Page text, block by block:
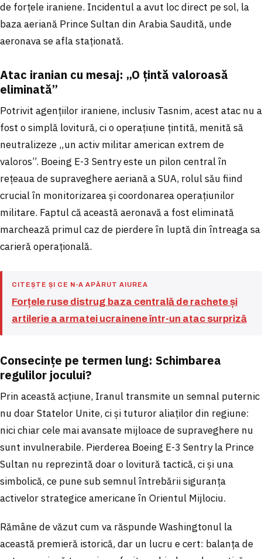
de forțele iraniene. Incidentul a avut loc direct pe sol, la
baza aeriană Prince Sultan din Arabia Saudită, unde
aeronava se afla staționată.
Atac iranian cu mesaj: „O țintă valoroasă
eliminată”
Potrivit agențiilor iraniene, inclusiv Tasnim, acest atac nu a
fost o simplă lovitură, ci o operațiune țintită, menită să
neutralizeze „un activ militar american extrem de
valoros”. Boeing E-3 Sentry este un pilon central în
rețeaua de supraveghere aeriană a SUA, rolul său fiind
crucial în monitorizarea și coordonarea operațiunilor
militare. Faptul că această aeronavă a fost eliminată
marchează primul caz de pierdere în luptă din întreaga sa
carieră operațională.
CITEȘTE ȘI CE N-A APĂRUT AIUREA
Forțele ruse distrug baza centrală de rachete și
artilerie a armatei ucrainene într-un atac surpriză
Consecințe pe termen lung: Schimbarea
regulilor jocului?
Prin această acțiune, Iranul transmite un semnal puternic
nu doar Statelor Unite, ci și tuturor aliaților din regiune:
nici chiar cele mai avansate mijloace de supraveghere nu
sunt invulnerabile. Pierderea Boeing E-3 Sentry la Prince
Sultan nu reprezintă doar o lovitură tactică, ci și una
simbolică, ce pune sub semnul întrebării siguranța
activelor strategice americane în Orientul Mijlociu.
Rămâne de văzut cum va răspunde Washingtonul la
această premieră istorică, dar un lucru e cert: balanța de